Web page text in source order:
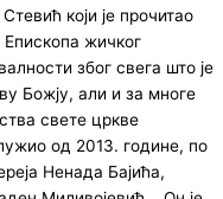
који је прочитао
жичког
због свега што је
Божју, али и за многе
свете цркве
од 2013. године, по
Ненада Бајића,